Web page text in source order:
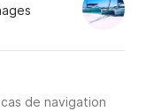
de navigation